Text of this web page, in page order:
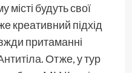
будуть свої
креативний підхід
притаманні
. Отже, у тур